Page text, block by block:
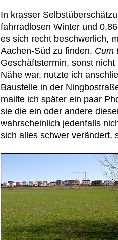
In krasser
fahrradlosen Winter und
es sich recht beschwerlich,
Aachen-Süd zu finden. Cum
Geschäftstermin, sonst
Nähe war, nutzte ich
Baustelle in der
mailte ich später ein paar
sie die ein oder andere
wahrscheinlich jedenfalls
sich alles schwer verändert,